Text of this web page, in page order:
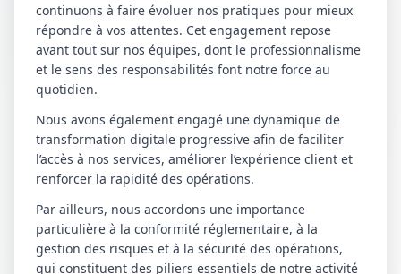
continuons à faire évoluer nos pratiques pour mieux
répondre à vos attentes. Cet engagement repose
avant tout sur nos équipes, dont le professionnalisme
et le sens des responsabilités font notre force au
quotidien.
Nous avons également engagé une dynamique de
transformation digitale progressive afin de faciliter
l’accès à nos services, améliorer l’expérience client et
renforcer la rapidité des opérations.
Par ailleurs, nous accordons une importance
particulière à la conformité réglementaire, à la
gestion des risques et à la sécurité des opérations,
qui constituent des piliers essentiels de notre activité